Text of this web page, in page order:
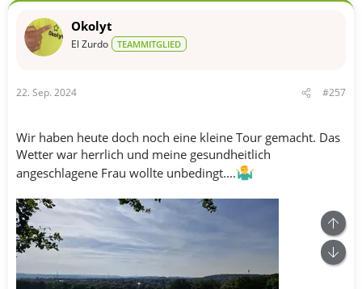
Okolyt
El Zurdo TEAMMITGLIED
22. Sep. 2024 #257
Wir haben heute doch noch eine kleine Tour gemacht. Das
Wetter war herrlich und meine gesundheitlich
angeschlagene Frau wollte unbedingt....